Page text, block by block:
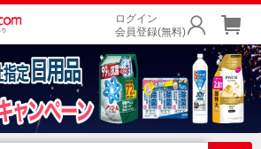
ログイン
会員登録(無料)